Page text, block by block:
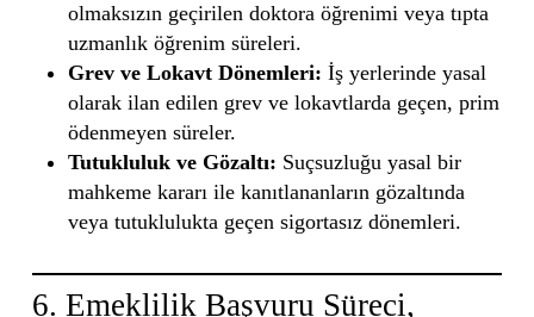
olmaksızın geçirilen doktora öğrenimi veya tıpta
uzmanlık öğrenim süreleri.
Grev ve Lokavt Dönemleri: İş yerlerinde yasal
olarak ilan edilen grev ve lokavtlarda geçen, prim
ödenmeyen süreler.
Tutukluluk ve Gözaltı: Suçsuzluğu yasal bir
mahkeme kararı ile kanıtlananların gözaltında
veya tutuklulukta geçen sigortasız dönemleri.
6. Emeklilik Başvuru Süreci,